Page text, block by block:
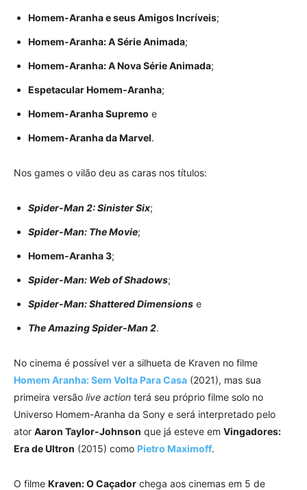
Homem-Aranha e seus Amigos Incríveis;
Homem-Aranha: A Série Animada;
Homem-Aranha: A Nova Série Animada;
Espetacular Homem-Aranha;
Homem-Aranha Supremo e
Homem-Aranha da Marvel.
Nos games o vilão deu as caras nos títulos:
Spider-Man 2: Sinister Six;
Spider-Man: The Movie;
Homem-Aranha 3;
Spider-Man: Web of Shadows;
Spider-Man: Shattered Dimensions e
The Amazing Spider-Man 2.
No cinema é possível ver a silhueta de Kraven no filme
Homem Aranha: Sem Volta Para Casa (2021), mas sua
primeira versão live action terá seu próprio filme solo no
Universo Homem-Aranha da Sony e será interpretado pelo
ator Aaron Taylor-Johnson que já esteve em Vingadores:
Era de Ultron (2015) como Pietro Maximoff.
O filme Kraven: O Caçador chega aos cinemas em 5 de